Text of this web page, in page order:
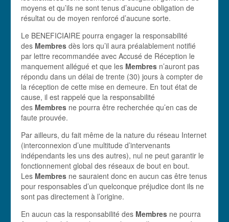
moyens et qu’ils ne sont tenus d’aucune obligation de
résultat ou de moyen renforcé d’aucune sorte.
Le BENEFICIAIRE pourra engager la responsabilité
des Membres dès lors qu’il aura préalablement notifié
par lettre recommandée avec Accusé de Réception le
manquement allégué et que les Membres n’auront pas
répondu dans un délai de trente (30) jours à compter de
la réception de cette mise en demeure. En tout état de
cause, il est rappelé que la responsabilité
des Membres ne pourra être recherchée qu’en cas de
faute prouvée.
Par ailleurs, du fait même de la nature du réseau Internet
(interconnexion d’une multitude d’intervenants
indépendants les uns des autres), nul ne peut garantir le
fonctionnement global des réseaux de bout en bout.
Les Membres ne sauraient donc en aucun cas être tenus
pour responsables d’un quelconque préjudice dont ils ne
sont pas directement à l’origine.
En aucun cas la responsabilité des Membres ne pourra